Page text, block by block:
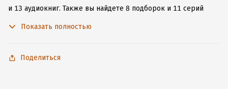
и 13 аудиокниг. Также вы найдете 8 подборок и 11 серий
удобное приложение для iOS или Android, чтобы
Показать полностью
Поделиться